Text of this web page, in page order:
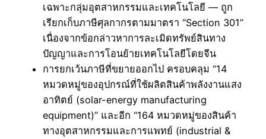
เฉพาะกลุ่มอุตสาหกรรมและเทคโนโลยี — ถูก
เรียกเก็บภาษีศุลกากรตามมาตรา “Section 301”
เนื่องจากข้อกล่าวหาการละเมิดทรัพย์สินทาง
ปัญญาและการโอนย้ายเทคโนโลยีโดยจีน
การยกเว้นภาษีที่ขยายออกไป ครอบคลุม “14
หมวดหมู่ของอุปกรณ์ที่ใช้ผลิตสินค้าพลังงานแสง
อาทิตย์ (solar-energy manufacturing
equipment)” และอีก “164 หมวดหมู่ของสินค้า
ทางอุตสาหกรรมและการแพทย์ (industrial &